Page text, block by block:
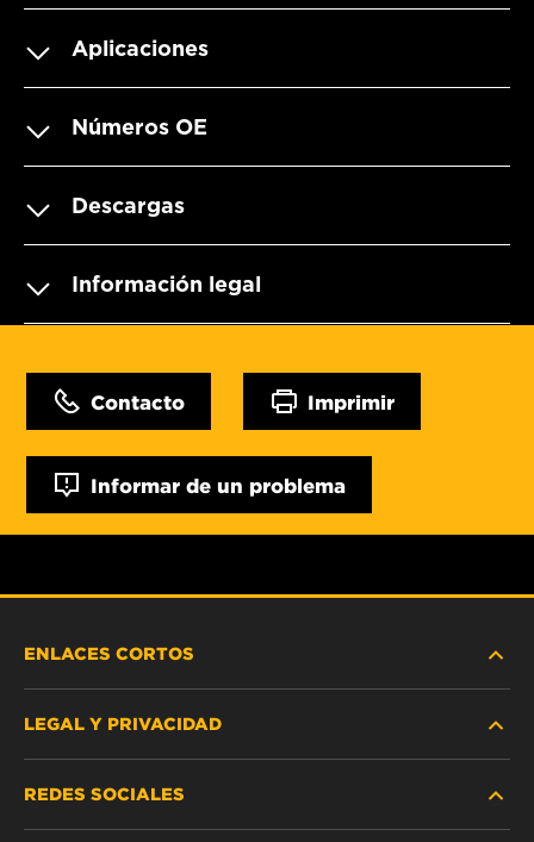
Aplicaciones
Números OE
Descargas
Información legal
Contacto Imprimir
Informar de un problema
ENLACES CORTOS
DÓNDE COMPRAR
LEGAL Y PRIVACIDAD
REDES SOCIALES